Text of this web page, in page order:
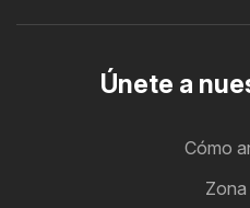
Únete a
Cómo